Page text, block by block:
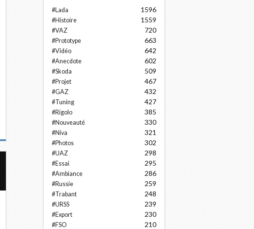
#Lada 1596
#Histoire 1559
#VAZ 720
#Prototype 663
#Vidéo 642
#Anecdote 602
#Skoda 509
#Projet 467
#GAZ 432
#Tuning 427
#Rigolo 385
#Nouveauté 330
#Niva 321
#Photos 302
#UAZ 298
#Essai 295
#Ambiance 286
#Russie 259
#Trabant 248
#URSS 239
#Export 230
#FSO 210